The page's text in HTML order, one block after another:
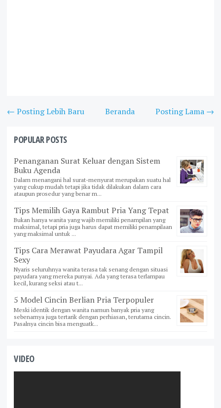
← Posting Lebih Baru Posting Lama →
Beranda
POPULAR POSTS
Penanganan Surat Keluar dengan Sistem
Buku Agenda
Dalam menangani hal surat-menyurat merupakan suatu hal
yang cukup mudah tetapi jika tidak dilakukan dalam cara
ataupun prosedur yang benar m...
Tips Memilih Gaya Rambut Pria Yang Tepat
Bukan hanya wanita yang wajib memiliki penampilan yang
maksimal, tetapi pria juga harus dapat memiliki penampilaan
yang maksimal untuk ...
Tips Cara Merawat Payudara Agar Tampil
Sexy
Nyaris seluruhnya wanita terasa tak senang dengan situasi
payudara yang mereka punyai. Ada yang terasa terlampau
kecil, kurang seksi atau t...
5 Model Cincin Berlian Pria Terpopuler
Meski identik dengan wanita namun banyak pria yang
sebenarnya juga tertarik dengan perhiasan, terutama cincin.
Pasalnya cincin bisa menguatk...
VIDEO